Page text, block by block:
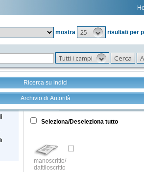
mostra
25 risultati per
Tutti i campi
Ricerca su indici
Archivio di Autorità
Tutto +
Seleziona/Deseleziona tutto
manoscritto/
dattiloscritto